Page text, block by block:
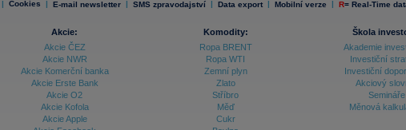
| Cookies | E-mail newsletter | SMS zpravodajství | Data export | Mobilní verze | R= Real-Time
Akcie:
Akcie ČEZ
Akcie NWR
Akcie Komerční banka
Akcie Erste Bank
Akcie O2
Akcie Kofola
Akcie Apple
Komodity:
Ropa BRENT
Ropa WTI
Zemní plyn
Zlato
Stříbro
Měď
Cukr
Škola
Akademie
Investiční
Investiční
Akciový
Semináře
Měnová